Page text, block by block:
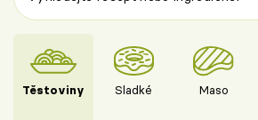
Těstoviny Sladké Maso